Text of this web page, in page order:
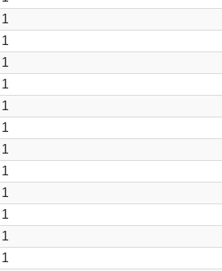
1
1
1
1
1
1
1
1
1
1
1
1